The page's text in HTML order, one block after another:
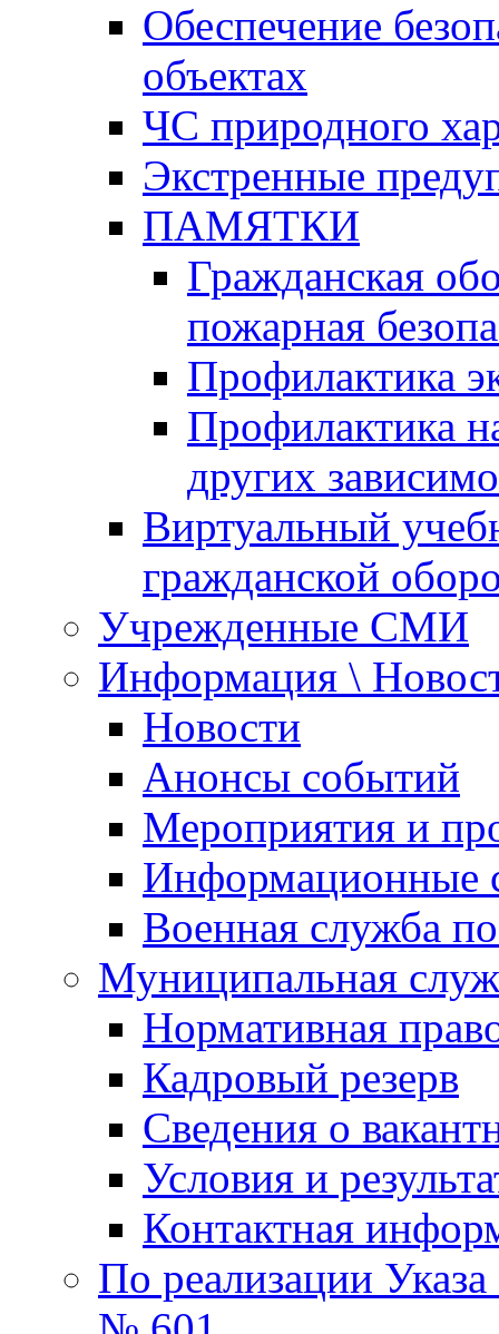
Обеспечение
объектах
ЧС природного
Экстренные
ПАМЯТКИ
Гражданская
пожарная
Профилактика
Профилактика
других
Виртуальный
гражданской
Учрежденные СМИ
Информация \
Новости
Анонсы событий
Мероприятия и
Информационные
Военная служба
Муниципальная
Нормативная
Кадровый резерв
Сведения о
Условия и
Контактная
По реализации